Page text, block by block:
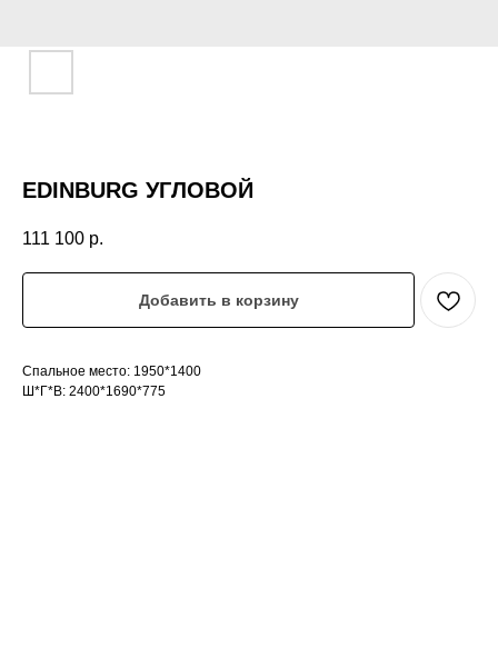
EDINBURG УГЛОВОЙ
111 100 р.
Добавить в корзину
Спальное место: 1950*1400
Ш*Г*В: 2400*1690*775